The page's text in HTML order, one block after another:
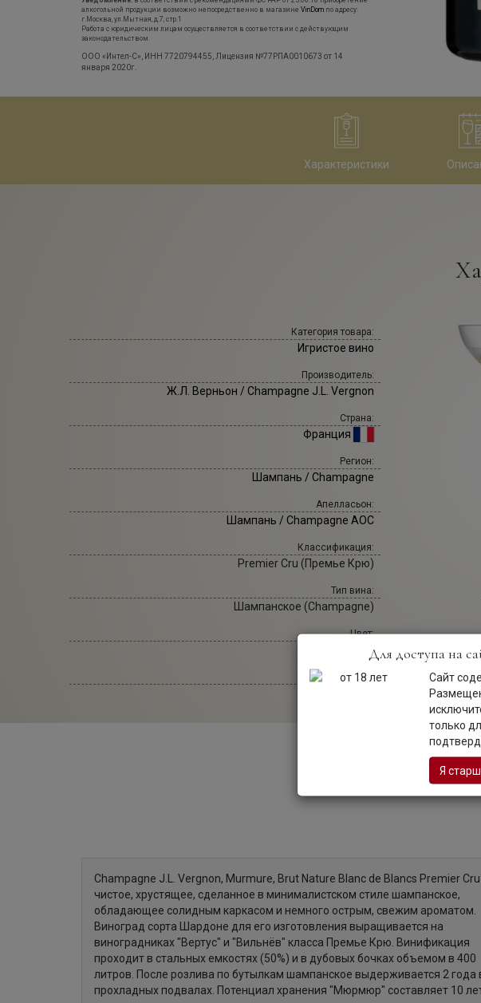
алкогольной продукции возможно непосредственно в магазине VinDom по адресу:
г.Москва, ул.Мытная, д.7, стр.1
Работа с юридическим лицам осуществляется в соответствии с действующим
законодательством.
ООО «Интел-С», ИНН 7720794455, Лицензия №77РПА0010673 от 14
января 2020г.
Характеристики
Категория товара:
Игристое вино
Производитель:
Ж.Л. Верньон / Champagne J.L. Vergnon
Страна:
Франция
Регион:
Шампань / Champagne
Апелласьон:
Шампань / Champagne AOC
Классификация:
Premier Cru (Премье Крю)
Тип вина:
Шампанское (Champagne)
Цвет:
Белое вино
Сахар:
Champagne J.L. Vergnon, Murmure, Brut Nature Blanc de Blancs Premier
чистое, хрустящее, сделанное в минималистском стиле шампанское,
обладающее солидным каркасом и немного острым, свежим ароматом.
Виноград сорта Шардоне для его изготовления выращивается на
виноградниках "Вертус" и "Вильнёв" класса Премье Крю. Винификация
проходит в стальных емкостях (50%) и в дубовых бочках объемом в 400
литров. После розлива по бутылкам шампанское выдерживается 2 года
прохладных подвалах. Потенциал хранения "Мюрмюр" составляет 10
Для доступа на
Сайт
только
Я